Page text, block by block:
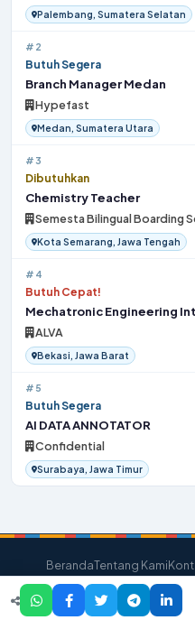
Palembang, Sumatera Selatan
#2
Butuh Segera
Branch Manager Medan
Hypefast
Medan, Sumatera Utara
#3
Dibutuhkan
Chemistry Teacher
Semesta Bilingual Boarding
Kota Semarang, Jawa Tengah
#4
Butuh Cepat!
Mechatronic Engineering
ALVA
Bekasi, Jawa Barat
#5
Butuh Segera
AI DATA ANNOTATOR
Confidential
Surabaya, Jawa Timur
BerandaTentang Kami
© 2026